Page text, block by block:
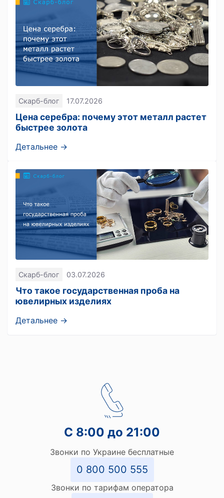
Скарб-блог 17.07.2026
Цена серебра: почему этот металл растет
быстрее золота
Детальнее →
Скарб-блог 03.07.2026
Что такое государственная проба на
ювелирных изделиях
Детальнее →
С 8:00 до 21:00
Звонки по Украине бесплатные
0 800 500 555
Звонки по тарифам оператора